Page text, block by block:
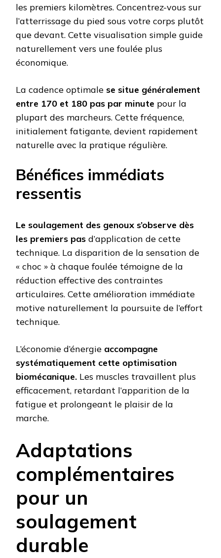
les premiers kilomètres. Concentrez-vous sur
l’atterrissage du pied sous votre corps plutôt
que devant. Cette visualisation simple guide
naturellement vers une foulée plus
économique.
La cadence optimale se situe généralement
entre 170 et 180 pas par minute pour la
plupart des marcheurs. Cette fréquence,
initialement fatigante, devient rapidement
naturelle avec la pratique régulière.
Bénéfices immédiats
ressentis
Le soulagement des genoux s’observe dès
les premiers pas d’application de cette
technique. La disparition de la sensation de
« choc » à chaque foulée témoigne de la
réduction effective des contraintes
articulaires. Cette amélioration immédiate
motive naturellement la poursuite de l’effort
technique.
L’économie d’énergie accompagne
systématiquement cette optimisation
biomécanique. Les muscles travaillent plus
efficacement, retardant l’apparition de la
fatigue et prolongeant le plaisir de la
marche.
Adaptations
complémentaires
pour un
soulagement
durable